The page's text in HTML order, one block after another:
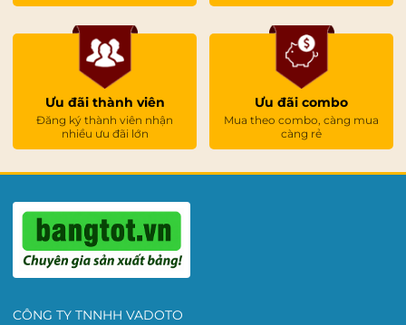
Ưu đãi thành viên
Đăng ký thành viên nhận
nhiều ưu đãi lớn
Ưu đãi combo
Mua theo combo, càng mua
càng rẻ
CÔNG TY TNNHH VADOTO